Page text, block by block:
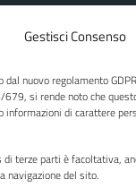
Gestisci Consenso
dal nuovo regolamento
679, si rende noto che
informazioni di carattere
di terze parti è facoltativa,
navigazione del sito.
del sito